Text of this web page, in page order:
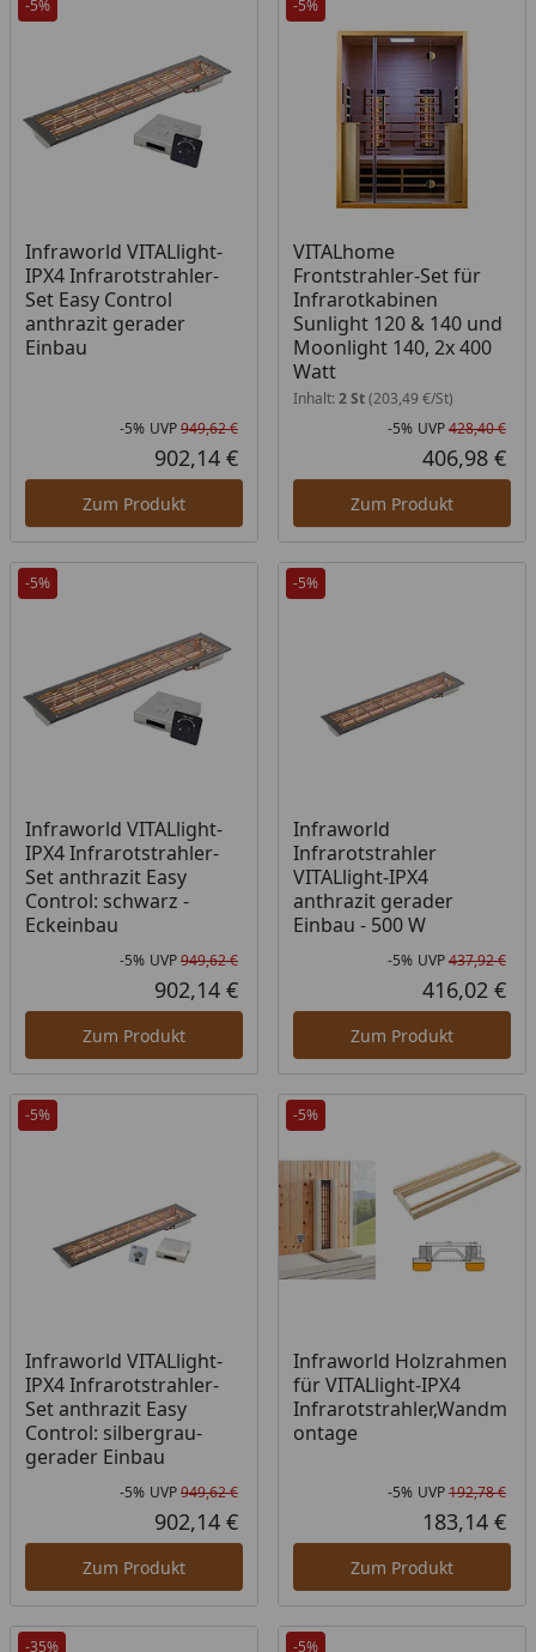
-5%
Infraworld VITALlight-
IPX4 Infrarotstrahler-
Set Easy Control
anthrazit gerader
Einbau
Rabatt in Prozent
-5%
Ursprünglicher Preis
UVP949,62 €
Aktueller Preis
902,14 €
Zum Produkt
-5%
VITALhome
Frontstrahler-Set für
Infrarotkabinen
Sunlight 120 & 140 und
Moonlight 140, 2x 400
Watt
Inhalt: 2 St(203,49 €/St)
-5% UVP428,40 €
406,98 €
Zum Produkt
-5%
Infraworld VITALlight-
IPX4 Infrarotstrahler-
Set anthrazit Easy
Control: schwarz -
Eckeinbau
Rabatt in Prozent
-5%
Ursprünglicher Preis
UVP949,62 €
Aktueller Preis
902,14 €
Zum Produkt
-5%
Infraworld
Infrarotstrahler
VITALlight-IPX4
anthrazit gerader
Einbau - 500 W
-5% UVP437,92 €
416,02 €
Zum Produkt
-5%
Infraworld VITALlight-
IPX4 Infrarotstrahler-
Set anthrazit Easy
Control: silbergrau-
gerader Einbau
Rabatt in Prozent
-5%
Ursprünglicher Preis
UVP949,62 €
Aktueller Preis
902,14 €
Zum Produkt
-5%
Infraworld Holzrahmen
für VITALlight-IPX4
Infrarotstrahler,Wandm
ontage
-5% UVP192,78 €
183,14 €
Zum Produkt
-35% -5%